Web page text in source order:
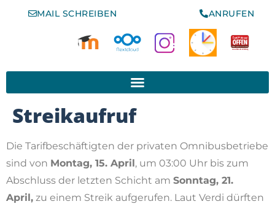
MAIL SCHREIBEN ANRUFEN
www.schule-der-vielfalt.org
Streikaufruf
Die Tarifbeschäftigten der privaten Omnibusbetriebe
sind von Montag, 15. April, um 03:00 Uhr bis zum
Abschluss der letzten Schicht am Sonntag, 21.
April, zu einem Streik aufgerufen. Laut Verdi dürften